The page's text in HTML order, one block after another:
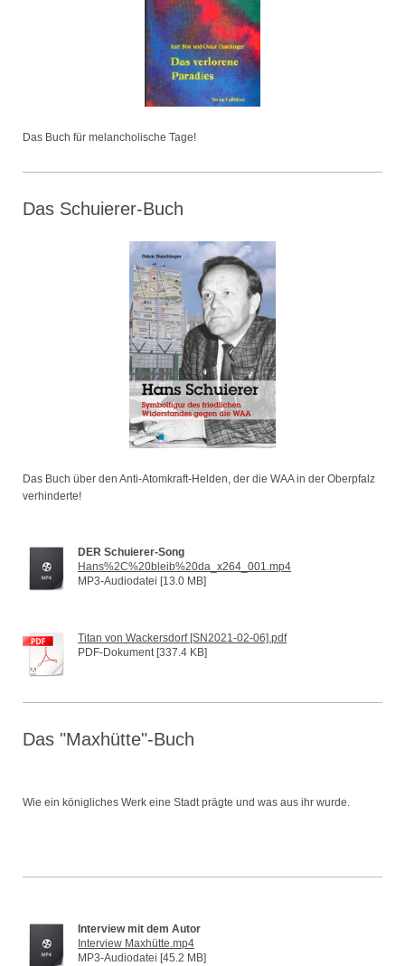
Das Buch für melancholische Tage!
Das Schuierer-Buch
Das Buch über den Anti-Atomkraft-Helden, der die WAA in der Oberpfalz
verhinderte!
DER Schuierer-Song
Hans%2C%20bleib%20da_x264_001.mp4
MP3-Audiodatei [13.0 MB]
Titan von Wackersdorf [SN2021-02-06].pdf
PDF-Dokument [337.4 KB]
Das "Maxhütte"-Buch
Wie ein königliches Werk eine Stadt prägte und was aus ihr wurde.
Interview mit dem Autor
Interview Maxhütte.mp4
MP3-Audiodatei [45.2 MB]